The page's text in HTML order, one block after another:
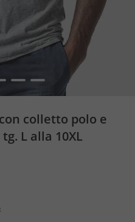
4 5
colletto polo e
L alla 10XL